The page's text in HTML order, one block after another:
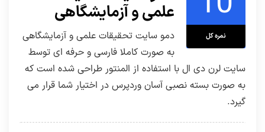
نمره کل
علمی و آزمایشگاهی
دمو سایت تحقیقات علمی و آزمایشگاهی
به صورت کاملا فارسی و حرفه ای توسط
سایت لرن دی ال با استفاده از المنتور طراحی شده است که
به صورت بسته نصبی آسان وردپرس در اختیار شما قرار می
گیرد.